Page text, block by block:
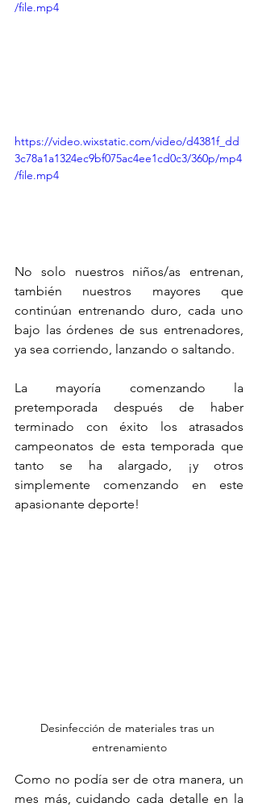
/file.mp4
https://video.wixstatic.com/video/d4381f_dd
3c78a1a1324ec9bf075ac4ee1cd0c3/360p/mp4
/file.mp4
No solo nuestros niños/as entrenan,
también nuestros mayores que
continúan entrenando duro, cada uno
bajo las órdenes de sus entrenadores,
ya sea corriendo, lanzando o saltando.
La mayoría comenzando la
pretemporada después de haber
terminado con éxito los atrasados
campeonatos de esta temporada que
tanto se ha alargado, ¡y otros
simplemente comenzando en este
apasionante deporte!
Desinfección de materiales tras un
entrenamiento
Como no podía ser de otra manera, un
mes más, cuidando cada detalle en la